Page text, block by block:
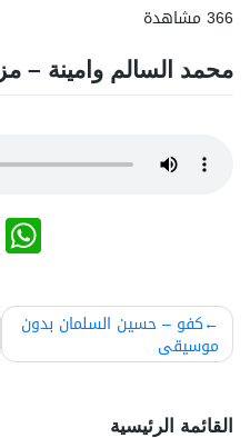
366 مشاهدة
محمد السالم وامينة –
تصفّح
المقالات
كفو – حسين السلمان بدون
موسيقى
القائمة الرئيسية